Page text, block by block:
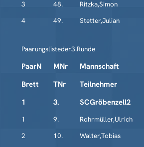
3
48. Ritzka,Simon
4
49. Stetter,Julian
Paarungslisteder3.Runde
PaarN MNr Mannschaft
Brett
TNr Teilnehmer
1
3. SCGröbenzell2
1 9. Rohrmüller,Ulrich
2
10. Walter,Tobias